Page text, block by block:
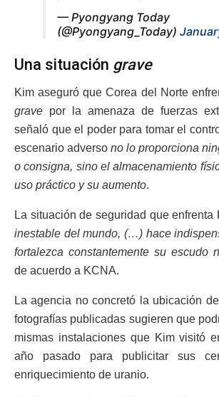
— Pyongyang Today
(@Pyongyang_Today)
Una situación grave
Kim aseguró que Corea del Norte
grave por la amenaza de fuerzas
señaló que el poder para tomar el
escenario adverso no lo proporciona
o consigna, sino el almacenamiento
uso práctico y su aumento.
La situación de seguridad que
inestable del mundo, (…) hace
fortalezca constantemente su escudo
de acuerdo a KCNA.
La agencia no concretó la ubicación
fotografías publicadas sugieren que
mismas instalaciones que Kim visitó
año pasado para publicitar sus
enriquecimiento de uranio.